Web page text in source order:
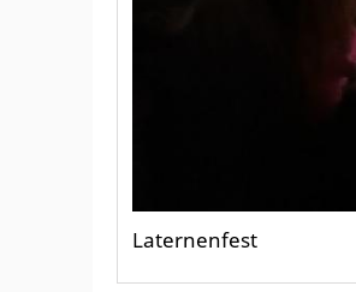
Laternenfest